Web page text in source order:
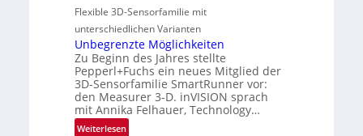
-
B
-
R
u
n
d
e
n
l
N
e
w
s
‘
Flexible 3D-Sensorfamilie mit
unterschiedlichen Varianten
Unbegrenzte Möglichkeiten
Zu Beginn des Jahres stellte
Pepperl+Fuchs ein neues Mitglied der
3D-Sensorfamilie SmartRunner vor:
den Measurer 3-D. inVISION sprach
mit Annika Felhauer, Technology…
Weiterlesen: